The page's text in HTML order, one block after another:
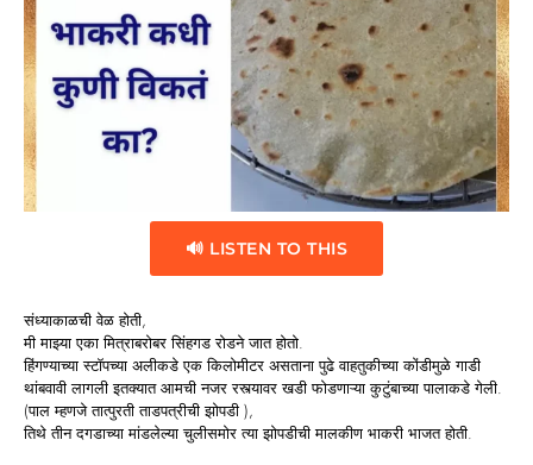
🔊 LISTEN TO THIS
संध्याकाळची वेळ होती,
मी माझ्या एका मित्राबरोबर सिंहगड रोडने जात होतो.
हिंगण्याच्या स्टॉपच्या अलीकडे एक किलोमीटर असताना पुढे वाहतुकीच्या कोंडीमुळे गाडी
थांबवावी लागली इतक्यात आमची नजर रस्त्यावर खडी फोडणाऱ्या कुटुंबाच्या पालाकडे गेली.
(पाल म्हणजे तात्पुरती ताडपत्रीची झोपडी ),
तिथे तीन दगडाच्या मांडलेल्या चुलीसमोर त्या झोपडीची मालकीण भाकरी भाजत होती.